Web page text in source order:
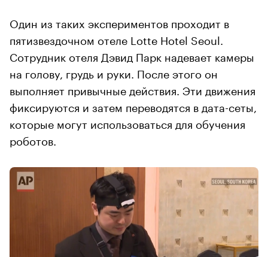
Один из таких экспериментов проходит в
пятизвездочном отеле Lotte Hotel Seoul.
Сотрудник отеля Дэвид Парк надевает камеры
на голову, грудь и руки. После этого он
выполняет привычные действия. Эти движения
фиксируются и затем переводятся в дата-сеты,
которые могут использоваться для обучения
роботов.